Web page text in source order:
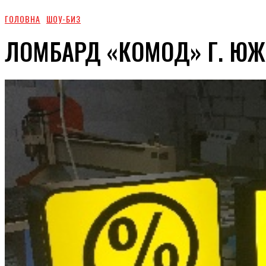
ГОЛОВНА ШОУ-БИЗ
ЛОМБАРД «КОМОД» Г.